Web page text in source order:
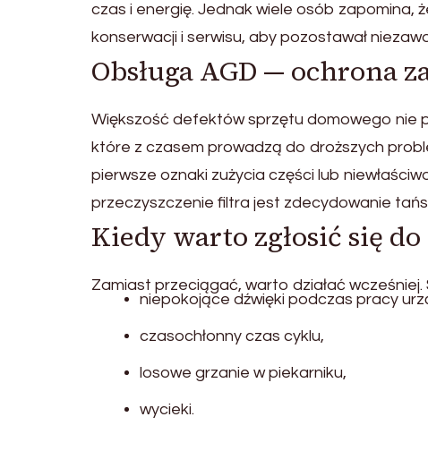
czas i energię. Jednak wiele osób zapomina,
konserwacji i serwisu, aby pozostawał
Obsługa AGD — ochrona
Większość defektów sprzętu domowego nie
które z czasem prowadzą do droższych
pierwsze oznaki zużycia części lub
przeczyszczenie filtra jest zdecydowanie
Kiedy warto zgłosić się
Zamiast przeciągać, warto działać
niepokojące dźwięki podczas pracy
czasochłonny czas cyklu,
losowe grzanie w piekarniku,
wycieki.